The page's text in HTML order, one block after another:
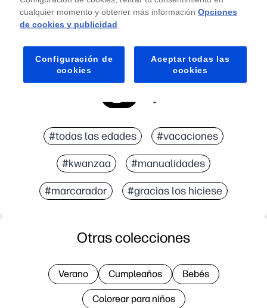
#todas las edades #vacaciones
#kwanzaa #manualidades
#marcarador #gracias los hiciese
Otras colecciones
Verano Cumpleaños Bebés
Colorear para niños
cualquier momento y obtener más informaciónOpciones
de cookies y publicidad
Configuración de
cookies
Aceptar todas las
cookies